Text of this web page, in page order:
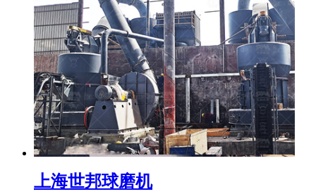
上海世邦球磨机